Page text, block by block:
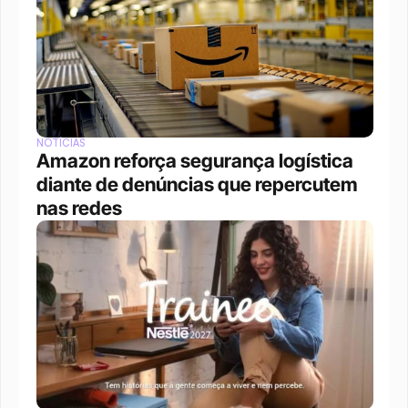
NOTÍCIAS
Amazon reforça segurança logística
diante de denúncias que repercutem
nas redes